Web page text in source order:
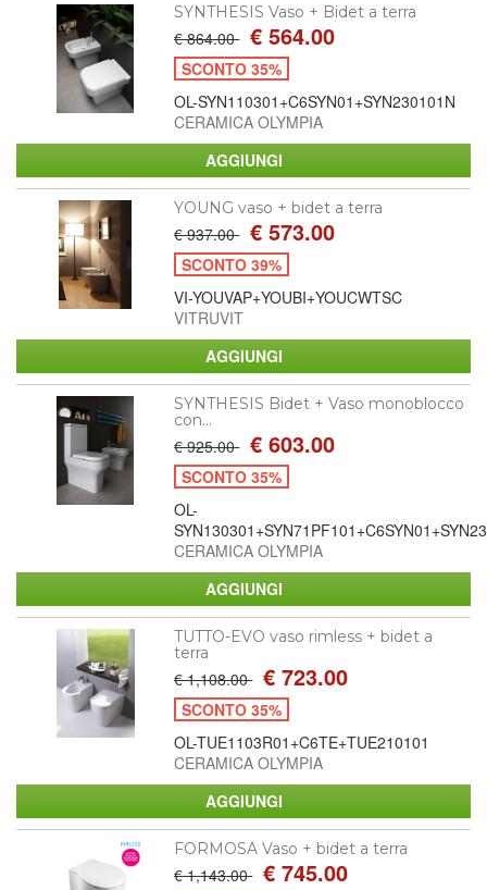
SYNTHESIS Vaso + Bidet a terra
€ 864.00 € 564.00
SCONTO 35%
OL-SYN110301+C6SYN01+SYN230101N
CERAMICA OLYMPIA
YOUNG vaso + bidet a terra
€ 937.00 € 573.00
SCONTO 39%
VI-YOUVAP+YOUBI+YOUCWTSC
VITRUVIT
SYNTHESIS Bidet + Vaso monoblocco
con...
€ 925.00 € 603.00
SCONTO 35%
OL-
CERAMICA OLYMPIA
TUTTO-EVO vaso rimless + bidet a
terra
€ 1,108.00 € 723.00
SCONTO 35%
OL-TUE1103R01+C6TE+TUE210101
CERAMICA OLYMPIA
FORMOSA Vaso + bidet a terra
€ 1,143.00 € 745.00